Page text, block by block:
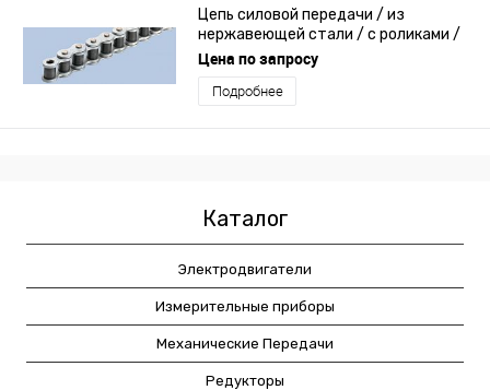
Цепь силовой передачи / из
нержавеющей стали / с роликами /
коррозионностойкая
Цена по запросу
Подробнее
Каталог
Электродвигатели
Измерительные приборы
Механические Передачи
Редукторы